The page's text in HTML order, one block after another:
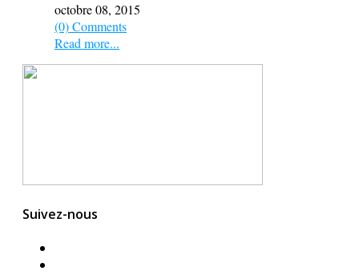
octobre 08, 2015
(0) Comments
Read more...
Suivez-nous